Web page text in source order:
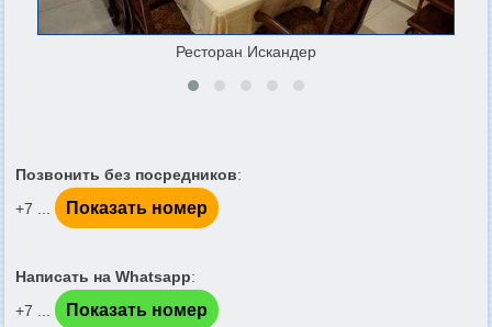
Ресторан Искандер
Позвонить без посредников:
+7 ...
Показать номер
Написать на Whatsapp:
+7 ...
Показать номер